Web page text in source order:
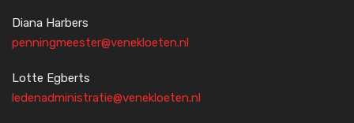
Diana Harbers
penningmeester@venekloeten.nl
Lotte Egberts
ledenadministratie@venekloeten.nl